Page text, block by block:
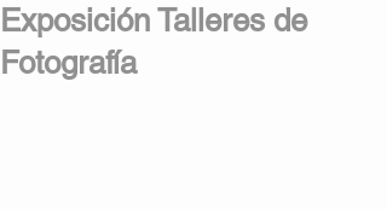
Exposición Talleres de
Fotografía